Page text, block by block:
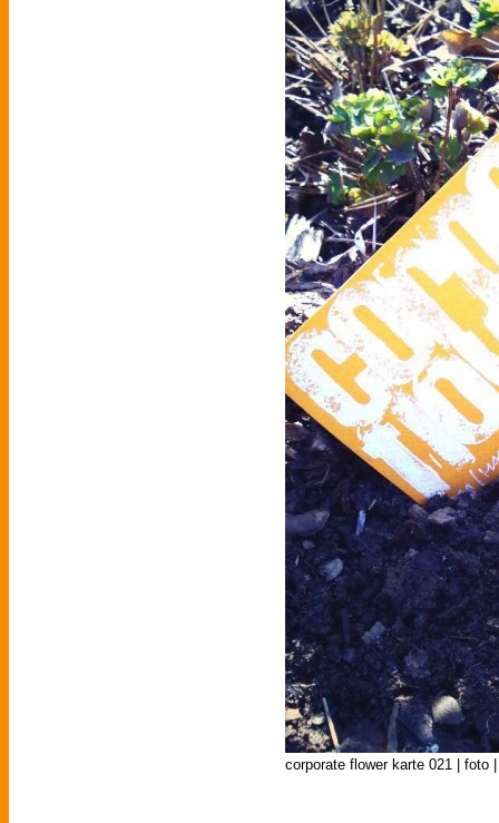
corporate flower karte 021 | foto